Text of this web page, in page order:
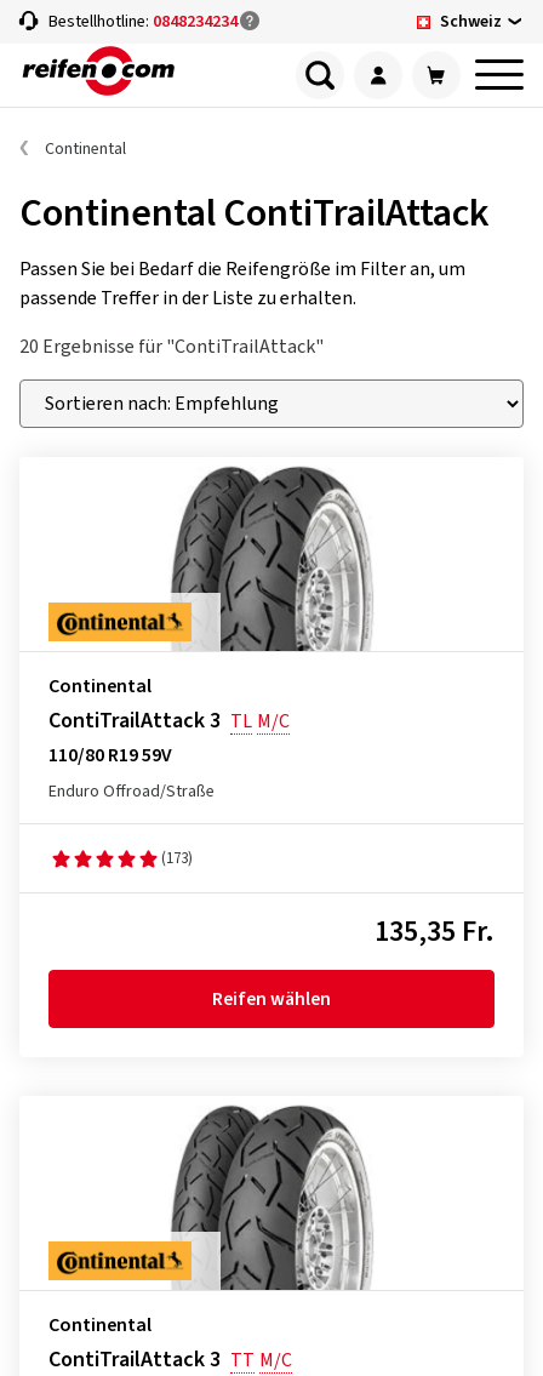
Bestellhotline: 0848234234 Schweiz
Continental
Continental ContiTrailAttack
Passen Sie bei Bedarf die Reifengröße im Filter an, um
passende Treffer in der Liste zu erhalten.
20 Ergebnisse für "ContiTrailAttack"
Continental
ContiTrailAttack 3 TL M/C
110/80 R19 59V
Enduro Offroad/Straße
(173)
135,35 Fr.
Reifen wählen
Continental
ContiTrailAttack 3 TT M/C